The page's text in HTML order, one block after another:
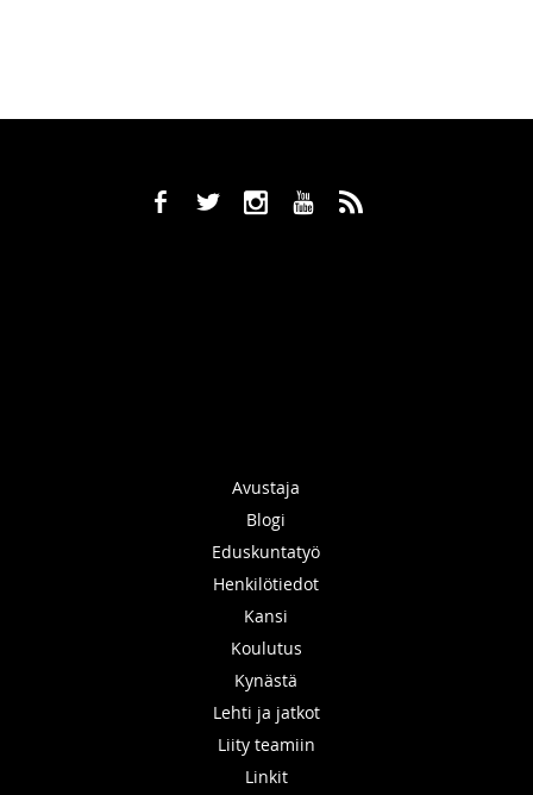
b a x r ,
Avustaja
Blogi
Eduskuntatyö
Henkilötiedot
Kansi
Koulutus
Kynästä
Lehti ja jatkot
Liity teamiin
Linkit